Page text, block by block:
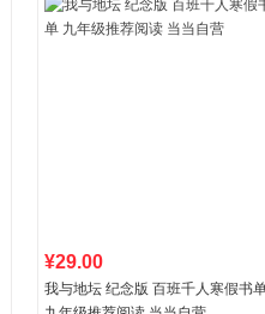
¥29.00
我与地坛 纪念版 百班千人寒假书